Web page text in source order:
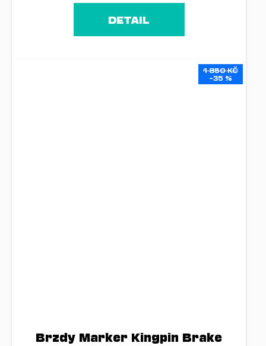
DETAIL
1 850 KČ
–35 %
Brzdy Marker Kingpin Brake